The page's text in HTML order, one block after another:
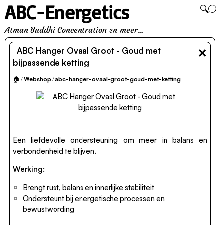
🔍
ABC-Energetics
Atman Buddhi Concentration en meer...
×
ABC Hanger Ovaal Groot - Goud met
bijpassende ketting
🏠 /Webshop /abc-hanger-ovaal-groot-goud-met-ketting
Een liefdevolle ondersteuning om meer in balans en
verbondenheid te blijven.
Werking:
Brengt rust, balans en innerlijke stabiliteit
Ondersteunt bij energetische processen en
bewustwording